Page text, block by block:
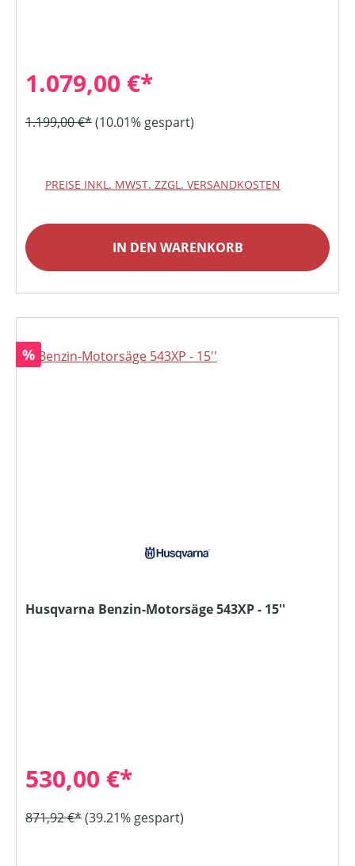
1.079,00 €*
1.199,00 €*(10.01% gespart)
PREISE INKL. MWST. ZZGL. VERSANDKOSTEN
IN DEN WARENKORB
Rabatt
%
Husqvarna Benzin-Motorsäge 543XP - 15''
530,00 €*
871,92 €*(39.21% gespart)